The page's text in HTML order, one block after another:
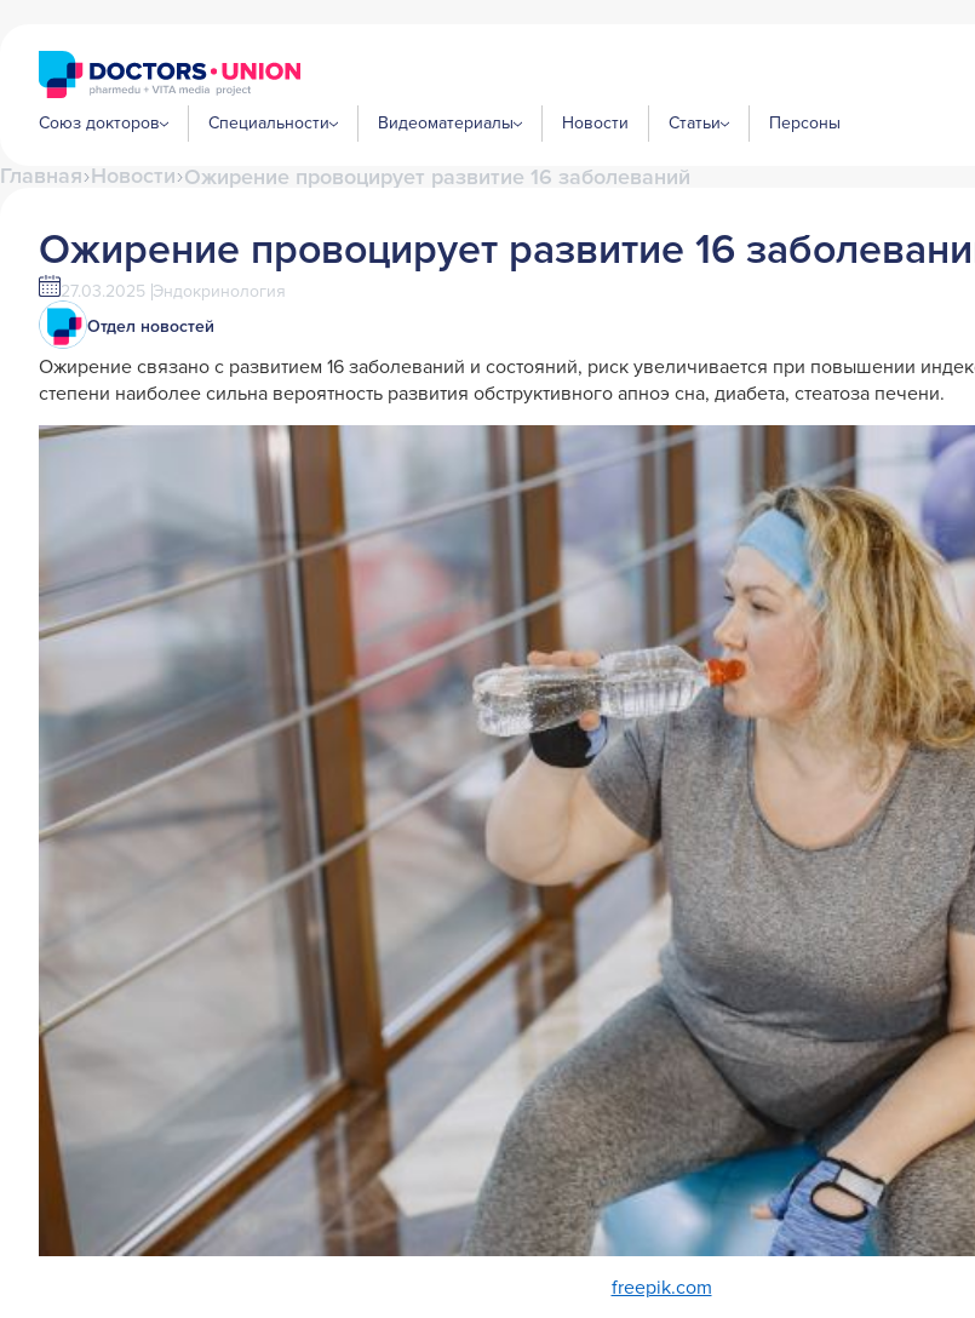
Союз докторов Специальности Видеоматериалы Новости Статьи Персоны
Главная Новости Ожирение провоцирует развитие 16 заболеваний
Ожирение провоцирует развитие 16
27.03.2025 Эндокринология
Отдел новостей
Ожирение связано с развитием 16 заболеваний и состояний, риск увеличивается при повышении
степени наиболее сильна вероятность развития обструктивного апноэ сна, диабета, стеатоза печени.
freepik.com